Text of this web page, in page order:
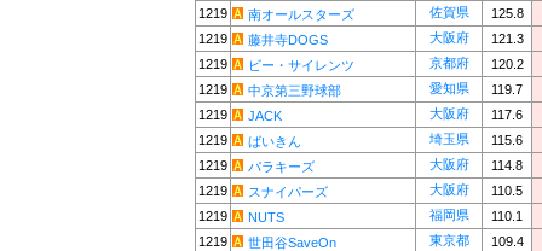
1219
南オールスターズ 佐賀県
125.8
1219
藤井寺DOGS 大阪府
121.3
1219
ビー・サイレンツ 京都府
120.2
1219
中京第三野球部 愛知県
119.7
1219
JACK 大阪府
117.6
1219
ばいきん 埼玉県
115.6
1219
パラキーズ 大阪府
114.8
1219
スナイパーズ 大阪府
110.5
1219
NUTS 福岡県
110.1
1219
世田谷SaveOn 東京都
109.4